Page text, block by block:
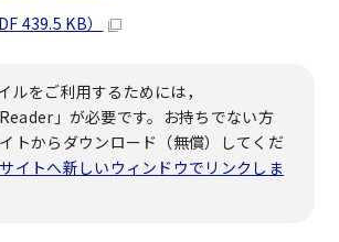
439.5 KB）
ルをご利用するためには，
」が必要です。お持ちでない方
トからダウンロード（無償）してくだ
イトへ新しいウィンドウでリンクしま